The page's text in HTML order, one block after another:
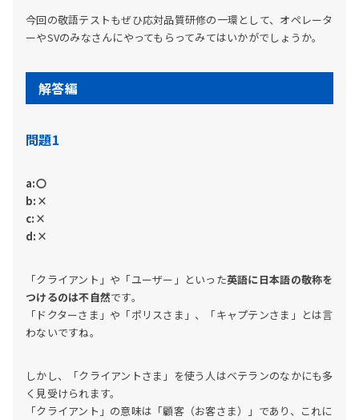
今回の敬語テストもぜひ応対品質研修の一環として、オペレータ
ーやSVのみなさんにやってもらってみてはいかがでしょうか。
解答編
問題1
a:〇
b:×
c:×
d:×
「クライアント」や「ユーザー」といった英語に日本語の敬称を
つけるのは不自然です。
「ドクターさま」や「ポリスさま」、「キャプテンさま」とは言
わないですね。
しかし、「クライアントさま」を使う人はベテランのなかにも多
く見受けられます。
「クライアント」の意味は「顧客（お客さま）」であり、これに